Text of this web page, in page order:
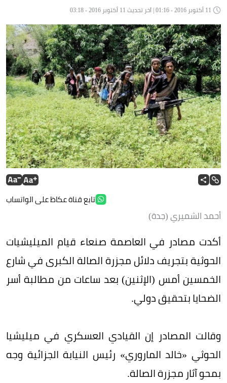
تابع قناة عكاظ على الواتساب
أحمد الشميري (جدة)
أكدت مصادر في العاصمة صنعاء قيام الميليشيات
الحوثية بتجريف دلائل مجزرة الصالة الكبرى في شارع
الخمسين أمس (الإثنين) بعد ساعات من مطالبة أسر
الضحايا بتحقيق دولي.
وقالت المصادر إن القيادي العسكري في ميليشيا
الحوثي «خالد الماروري» رئيس النيابة الجزائية وجه
بمحو آثار مجزرة الصالة.